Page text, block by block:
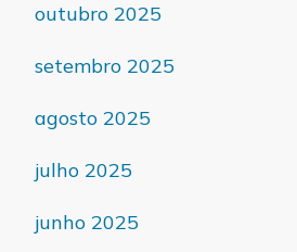
outubro 2025
setembro 2025
agosto 2025
julho 2025
junho 2025